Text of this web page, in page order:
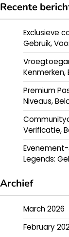
Recente
Exclusieve
Gebruik,
Kenmerken,
Premium
Niveaus,
Verificatie,
Legends:
Archief
March 2026
February